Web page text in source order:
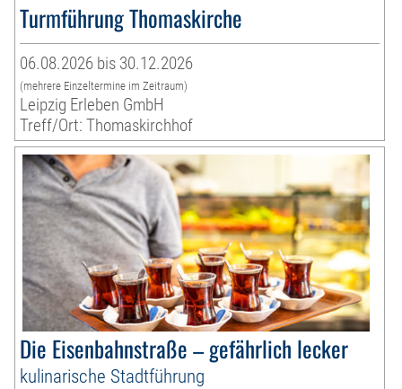
Turmführung Thomaskirche
06.08.2026 bis 30.12.2026
(mehrere Einzeltermine im Zeitraum)
Leipzig Erleben GmbH
Treff/Ort: Thomaskirchhof
Die Eisenbahnstraße – gefährlich lecker
kulinarische Stadtführung